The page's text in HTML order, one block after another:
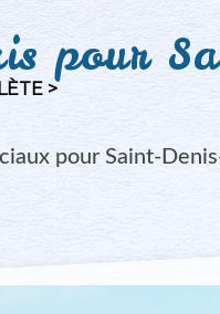
pour
>
pour Saint-